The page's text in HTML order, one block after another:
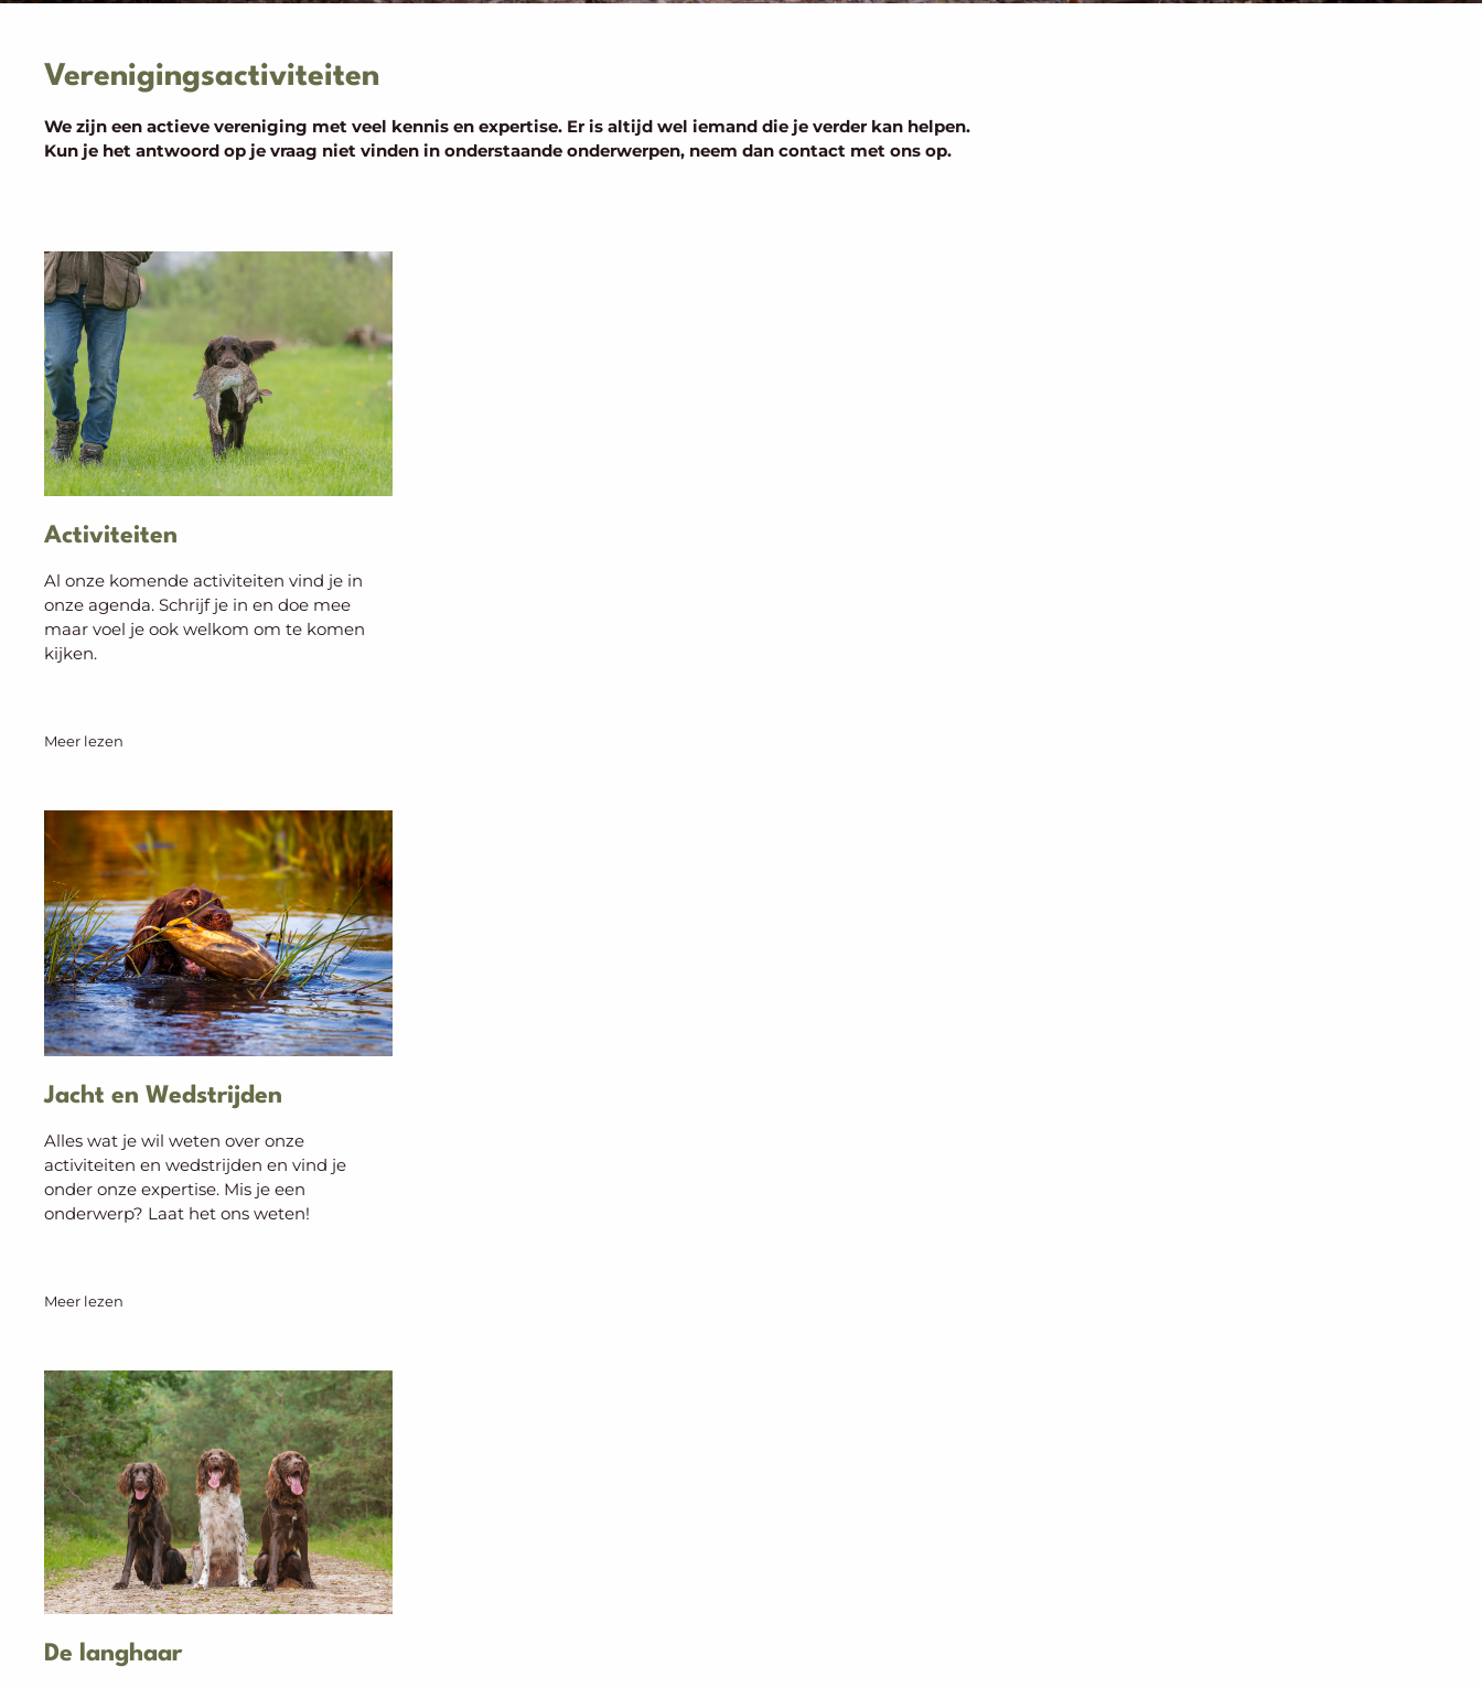
Verenigingsactiviteiten
We zijn een actieve vereniging met veel kennis en expertise. Er is altijd wel iemand die je verder kan helpen.
Kun je het antwoord op je vraag niet vinden in onderstaande onderwerpen, neem dan contact met ons op.
Activiteiten
Al onze komende activiteiten vind je in
onze agenda. Schrijf je in en doe mee
maar voel je ook welkom om te komen
kijken.
Meer lezen
Jacht en Wedstrijden
Alles wat je wil weten over onze
activiteiten en wedstrijden en vind je
onder onze expertise. Mis je een
onderwerp? Laat het ons weten!
Meer lezen
De langhaar